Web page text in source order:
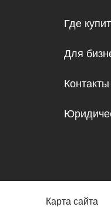
Где
Для
Контакты
Карта сайта